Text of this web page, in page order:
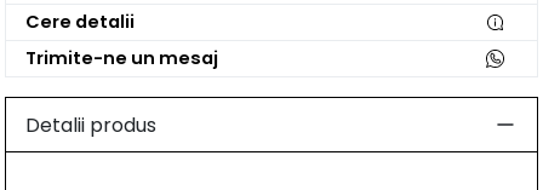
Cere detalii
Trimite-ne un mesaj
Detalii produs